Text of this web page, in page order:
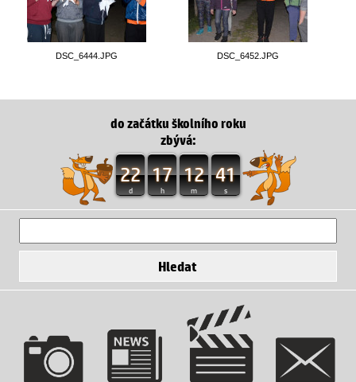
DSC_6444.JPG DSC_6452.JPG
do začátku školního roku
zbývá:
22
d
17
h
12
m
40
s